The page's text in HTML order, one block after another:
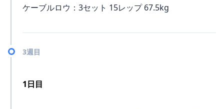
ケーブルロウ：3セット 15レップ 67.5kg
3週目
1日目